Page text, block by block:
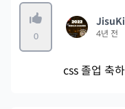
0 4년 전
css 졸업 축